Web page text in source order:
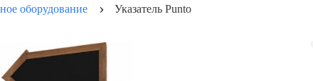
оборудование Указатель Punto